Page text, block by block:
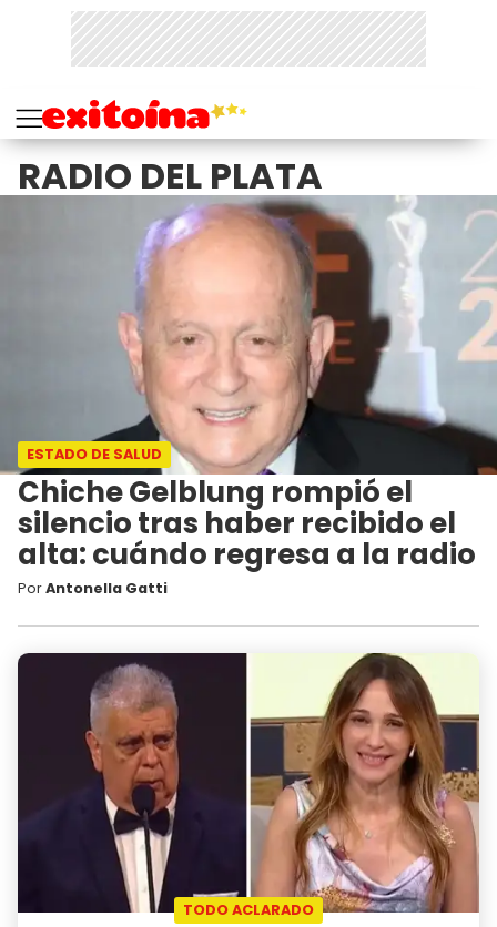
RADIO DEL PLATA
ESTADO DE SALUD
Chiche Gelblung rompió el
silencio tras haber recibido el
alta: cuándo regresa a la radio
PorAntonella Gatti
TODO ACLARADO